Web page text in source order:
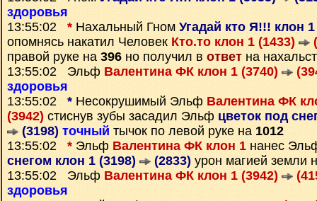
здоровья
13:55:02 * Нахальный Гном Угадай кто Я!!! клон
опомнясь накатил Человек Кто.то клон 1 (1433)
правой руке на 396 но получил в ответ на
13:55:02 Эльф Валентина ФК клон 1 (3740)
здоровья
13:55:02 * Несокрушимый Эльф Валентина ФК
(3942) стиснув зубы засадил Эльф цветок под
(3198) точный тычок по левой руке на 1012
13:55:02 * Эльф Валентина ФК клон 1 нанес
снегом клон 1 (3198)
(2833) урон магией земли
13:55:02 Эльф Валентина ФК клон 1 (3942)
здоровья